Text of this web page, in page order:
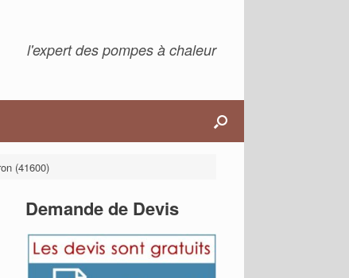
l'expert des pompes à chaleur
(41600)
Demande de Devis